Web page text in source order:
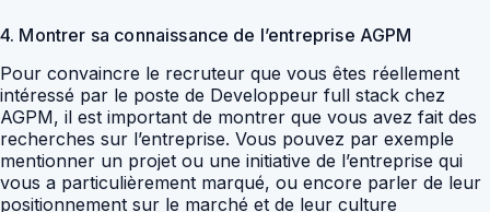
4. Montrer sa connaissance de l’entreprise AGPM
Pour convaincre le recruteur que vous êtes réellement
intéressé par le poste de Developpeur full stack chez
AGPM, il est important de montrer que vous avez fait des
recherches sur l’entreprise. Vous pouvez par exemple
mentionner un projet ou une initiative de l’entreprise qui
vous a particulièrement marqué, ou encore parler de leur
positionnement sur le marché et de leur culture